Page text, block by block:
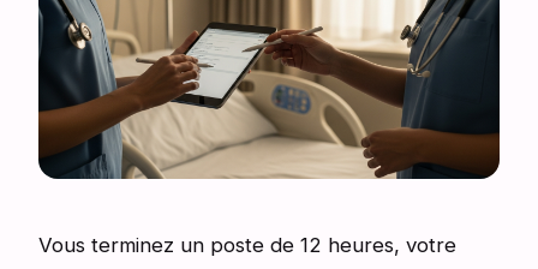
Vous terminez un poste de 12 heures, votre